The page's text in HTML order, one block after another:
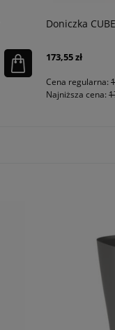
Doniczka
173,55 zł
Cena regularna:
Najniższa cena: